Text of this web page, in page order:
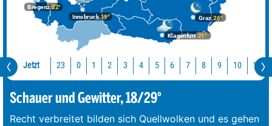
Bregenz22°
Graz26°
Innsbruck19°
Klagenfurt 21°
Jetzt 23 0 1 2 3 4 5 6 7 8 9 10 11
Schauer und Gewitter, 18/29°
Recht verbreitet bilden sich Quellwolken und es gehen